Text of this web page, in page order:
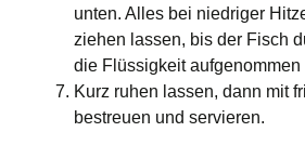
unten. Alles bei niedriger
ziehen lassen, bis der Fisch
die Flüssigkeit aufgenommen
Kurz ruhen lassen, dann mit
bestreuen und servieren.